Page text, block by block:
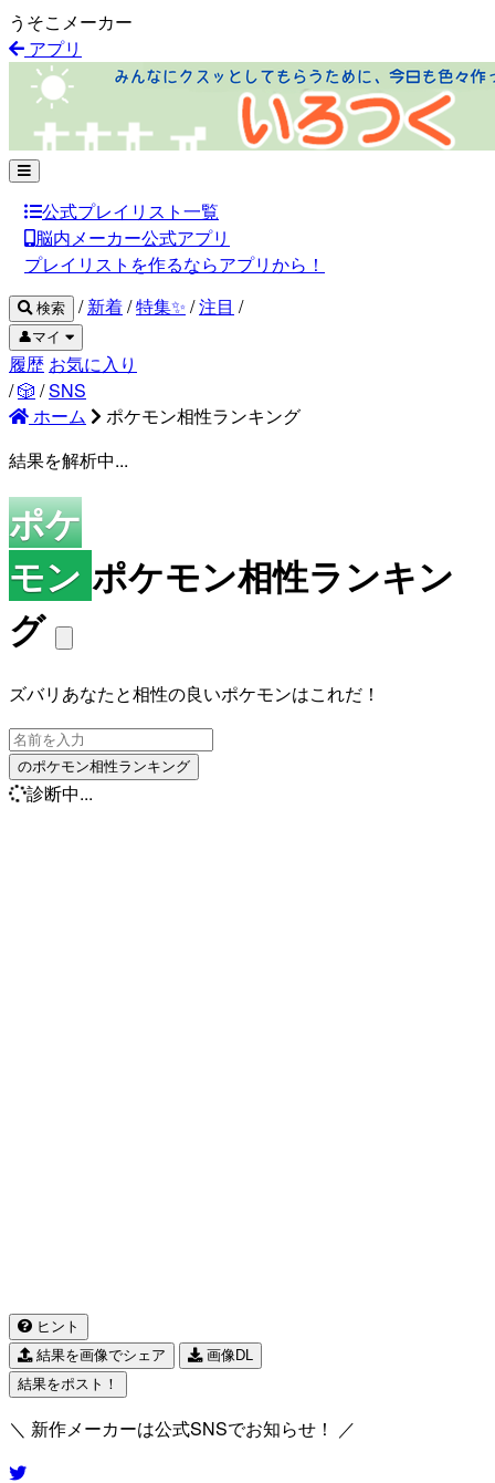
うそこメーカー
アプリ
公式プレイリスト一覧
脳内メーカー公式アプリ
プレイリストを作るならアプリから！
検索 / 新着/特集✨ /注目 /
👤マイ
履歴 お気に入り
/🎲 /SNS
ホーム
ポケモン相性ランキング
結果を解析中...
ポケ
モン ポケモン相性ランキン
グ
ズバリあなたと相性の良いポケモンはこれだ！
のポケモン相性ランキング
診断中...
ヒント
結果を画像でシェア
画像DL
結果をポスト！
＼ 新作メーカーは公式SNSでお知らせ！ ／